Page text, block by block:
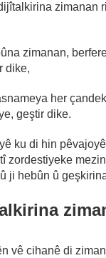
zimanan
zimanan,
dike,
her
geştir dike.
ku di hin
zordestiyeke
ji hebûn û
vê cihanê di